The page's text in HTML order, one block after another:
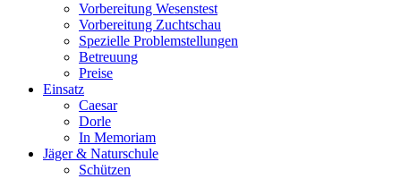
Vorbereitung Wesenstest
Vorbereitung Zuchtschau
Spezielle Problemstellungen
Betreuung
Preise
Einsatz
Caesar
Dorle
In Memoriam
Jäger & Naturschule
Schützen